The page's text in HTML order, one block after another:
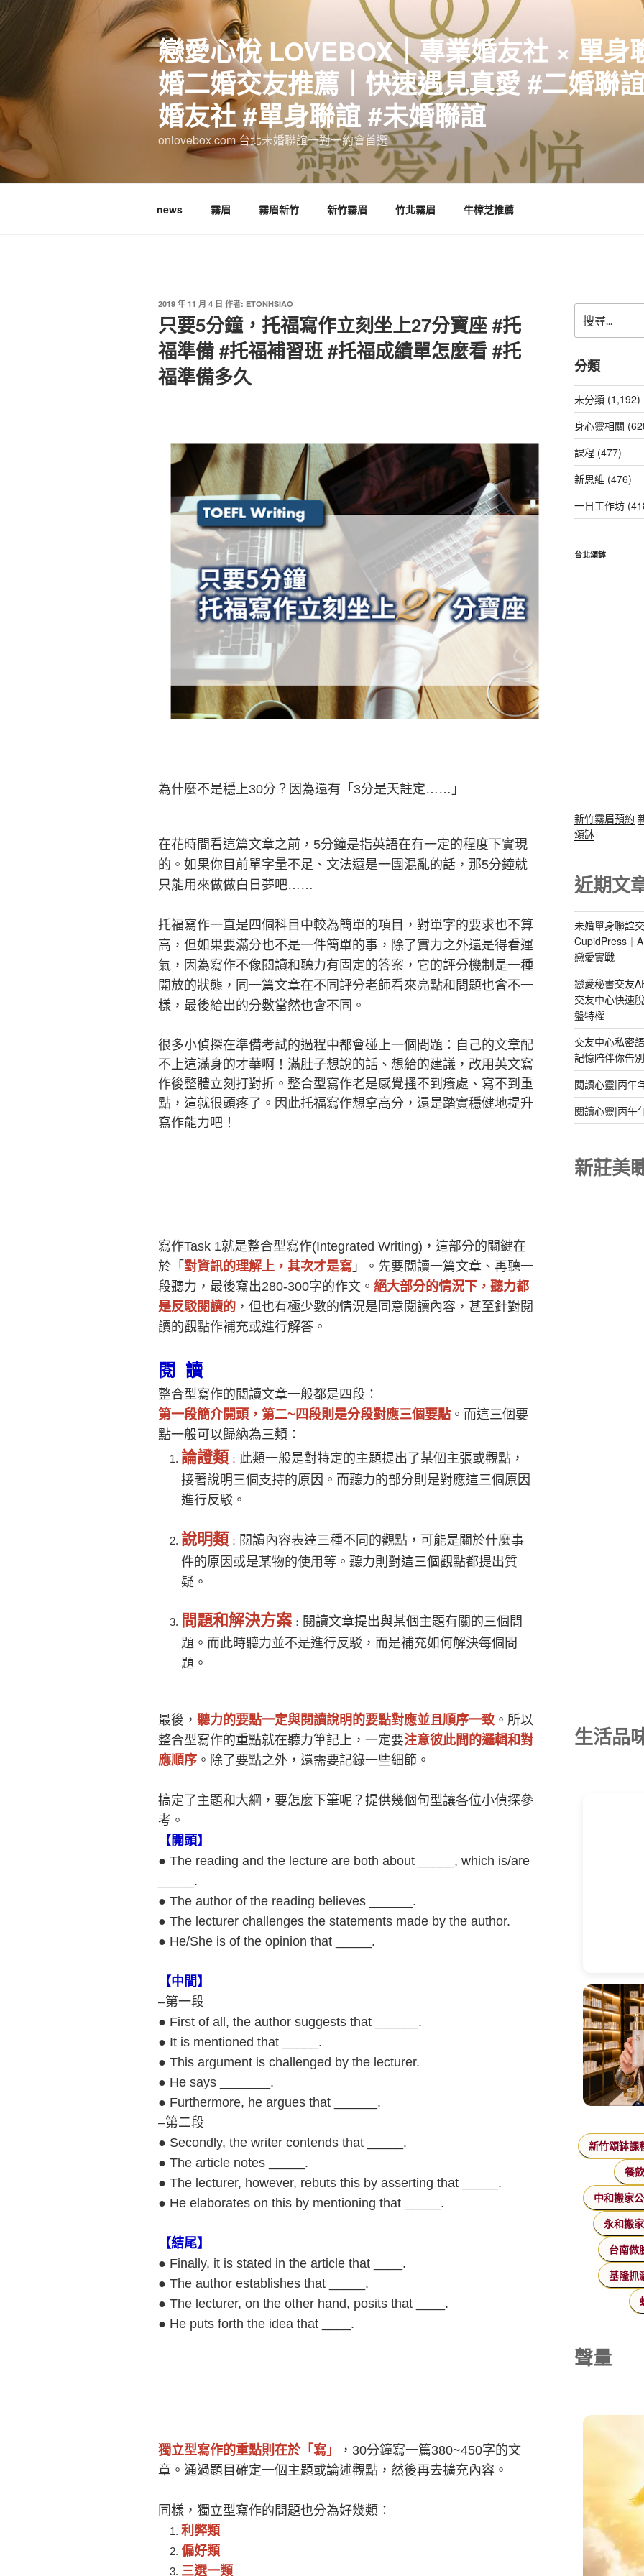
跳
至
容
戀愛心悅 LOVEBOX｜專業婚友社 × 單身
婚二婚交友推薦｜快速遇見真愛 #二婚聯
婚友社 #單身聯誼 #未婚聯誼
onlovebox.com 台北未婚聯誼一對一約會首選
news 霧眉 霧眉新竹 新竹霧眉 竹北霧眉 牛樟芝推薦
發
佈
於
2019 年 11 月 4 日 作者: ETONHSIAO
只要5分鐘，托福寫作立刻坐上27分寶座 #托
福準備 #托福補習班 #托福成績單怎麼看 #托
福準備多久
為什麼不是穩上30分？因為還有「3分是天註定……」
在花時間看這篇文章之前，5分鐘是指英語在有一定的程度下實現
的。如果你目前單字量不足、文法還是一團混亂的話，那5分鐘就
只能用來做做白日夢吧……
托福寫作一直是四個科目中較為簡單的項目，對單字的要求也不算
高，但如果要滿分也不是一件簡單的事，除了實力之外還是得看運
氣，因為寫作不像閱讀和聽力有固定的答案，它的評分機制是一種
開放的狀態，同一篇文章在不同評分老師看來亮點和問題也會不一
樣，最後給出的分數當然也會不同。
很多小偵探在準備考試的過程中都會碰上一個問題：自己的文章配
不上這滿身的才華啊！滿肚子想說的話、想給的建議，改用英文寫
作後整體立刻打對折。整合型寫作老是感覺搔不到癢處、寫不到重
點，這就很頭疼了。因此托福寫作想拿高分，還是踏實穩健地提升
寫作能力吧！
寫作Task 1就是整合型寫作(Integrated Writing)，這部分的關鍵在
於「 對資訊的理解上，其次才是寫 」。先要閱讀一篇文章、再聽一
段聽力，最後寫出280-300字的作文。 絕大部分的情況下，聽力都
是反駁閱讀的 ，但也有極少數的情況是同意閱讀內容，甚至針對閱
讀的觀點作補充或進行解答。
閱 讀
整合型寫作的閱讀文章一般都是四段：
第一段簡介開頭，第二~四段則是分段對應三個要點 。而這三個要
點一般可以歸納為三類：
論證類 ： 此類一般是對特定的主題提出了某個主張或觀點，
接著說明三個支持的原因。而聽力的部分則是對應這三個原因
進行反駁。
說明類 ： 閱讀內容表達三種不同的觀點，可能是關於什麼事
件的原因或是某物的使用等。聽力則對這三個觀點都提出質
疑。
問題和解決方案 ： 閱讀文章提出與某個主題有關的三個問
題。而此時聽力並不是進行反駁，而是補充如何解決每個問
題。
最後， 聽力的要點一定與閱讀說明的要點對應並且順序一致 。所以
整合型寫作的重點就在聽力筆記上，一定要注意彼此間的邏輯和對
應順序 。除了要點之外，還需要記錄一些細節。
搞定了主題和大綱，要怎麼下筆呢？提供幾個句型讓各位小偵探參
考。
【開頭】
● The reading and the lecture are both about _____, which is/are
_____.
● The author of the reading believes ______.
● The lecturer challenges the statements made by the author.
● He/She is of the opinion that _____.
【中間】
–第一段
● First of all, the author suggests that ______.
● It is mentioned that _____.
● This argument is challenged by the lecturer.
● He says _______.
● Furthermore, he argues that ______.
–第二段
● Secondly, the writer contends that _____.
● The article notes _____.
● The lecturer, however, rebuts this by asserting that _____.
● He elaborates on this by mentioning that _____.
【結尾】
● Finally, it is stated in the article that ____.
● The author establishes that _____.
● The lecturer, on the other hand, posits that ____.
● He puts forth the idea that ____.
獨立型寫作的重點則在於「寫」
，30分鐘寫一篇380~450字的文
章。通過題目確定一個主題或論述觀點，然後再去擴充內容。
同樣，獨立型寫作的問題也分為好幾類：
利弊類
偏好類
三選一類
尋
關
鍵
字:
分類
未分類 (1,192)
身心靈相關
課程 (477)
新思維 (476)
一日工作坊
台北頌缽
新竹霧眉預約
頌缽
近期文
未婚單身聯誼
CupidPress｜
戀愛實戰
戀愛秘書交友
交友中心快速
盤特權
交友中心私密
記憶陪伴你告
閱讀心靈|丙午
閱讀心靈|丙午
新莊美
生活品
新竹頌缽課
餐
中和搬家
永和搬家
台南做
基隆抓
聲量